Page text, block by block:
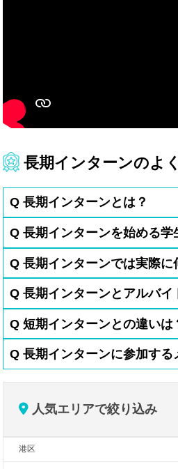
長期インターンのよ
Q 長期インターンとは？
Q 長期インターンを始める学
Q 長期インターンでは実際に
Q 長期インターンとアルバイ
Q 短期インターンとの違いは
Q 長期インターンに参加する
人気エリアで絞り込み
港区